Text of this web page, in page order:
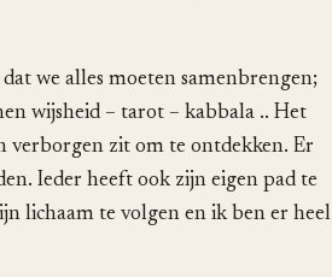
we alles moeten samenbrengen;
wijsheid – tarot – kabbala .. Het
verborgen zit om te ontdekken. Er
Ieder heeft ook zijn eigen pad te
lichaam te volgen en ik ben er heel